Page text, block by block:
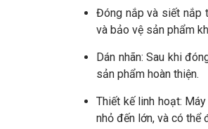
Đóng nắp và siết nắp
và bảo vệ sản phẩm
Dán nhãn: Sau khi
sản phẩm hoàn thiện.
Thiết kế linh hoạt:
nhỏ đến lớn, và có thể